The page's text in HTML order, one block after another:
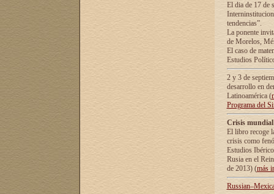
El dia de 17 de
tendencias”.
La ponente
de Morelos,
El caso de
Estudios
2 y 3 de
desarrollo en
Latinoamérica (
Programa del
Crisis
El libro recoge
crisis como
Estudios
Rusia en el
de 2013) (más